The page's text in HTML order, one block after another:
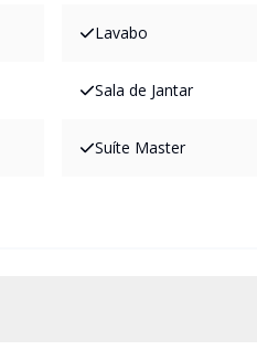
Lavabo
Sala de Jantar
Suíte Master